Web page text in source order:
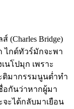
Bridge)
ไกด์ทัวร์มักจะพา
โปมุก เพราะ
ติมากรรมนูนต่ำทำ
อกันว่าหากผู้มา
ะได้กลับมาเยือน